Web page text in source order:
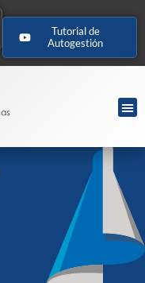
Tutorial de
Autogestión